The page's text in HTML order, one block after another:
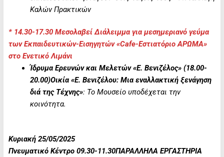
Καλών Πρακτικών
* 14.30-17.30 Μεσολαβεί Διάλειμμα για μεσημεριανό γεύμα
των Εκπαιδευτικών-Εισηγητών «Cafe-Εστιατόριο ΑΡΩΜΑ»
στο Ενετικό Λιμάνι
Ίδρυμα Ερευνών και Μελετών «Ε. Βενιζέλος» (18.00-
20.00)Οικία «Ε. Βενιζέλου: Μια εναλλακτική ξενάγηση
διά της Τέχνης»: Το Μουσείο υποδέχεται την
κοινότητα.
Κυριακή 25/05/2025
Πνευματικό Κέντρο 09.30-11.30ΠΑΡΑΛΛΗΛΑ ΕΡΓΑΣΤΗΡΙΑ